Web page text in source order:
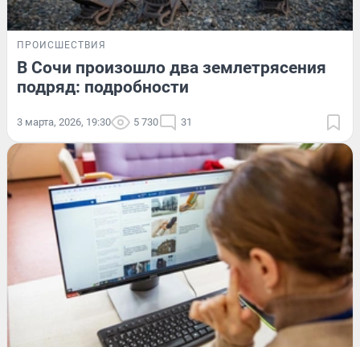
ПРОИСШЕСТВИЯ
В Сочи произошло два землетрясения
подряд: подробности
3 марта, 2026, 19:30 5 730 31